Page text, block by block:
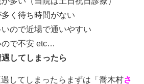
く待ち時間がない
ので近場で通いやすい
ので不安 etc…
してしまったら
してしまったらまずは「喬木村さ